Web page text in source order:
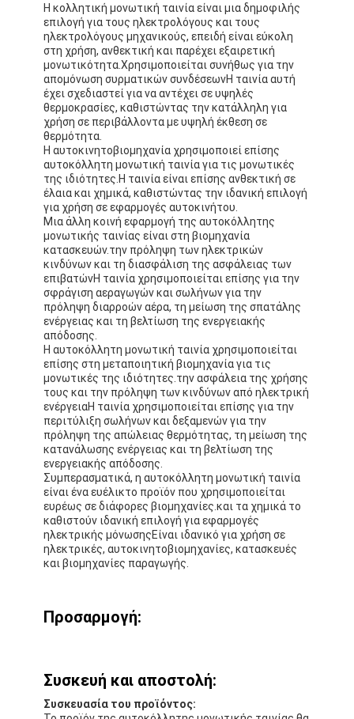
Σπίτι
Προϊόντα
Περίπου εμείς
Γύρος εργοστασίων
Ποιοτικός έλεγχος
Μας ελάτε σε επαφή με
Συγκολλητική ταινία μόνωσης
Ταινία μόνωσης υφασμάτων γυαλιού
Κολλητική ταινία υφασμάτων γυαλιού
Η κολλητική μονωτική ταινία είναι μια δημοφιλής
επιλογή για τους ηλεκτρολόγους και τους
ηλεκτρολόγους μηχανικούς, επειδή είναι εύκολη
στη χρήση, ανθεκτική και παρέχει εξαιρετική
μονωτικότητα.Χρησιμοποιείται συνήθως για την
απομόνωση συρματικών συνδέσεωνΗ ταινία αυτή
έχει σχεδιαστεί για να αντέχει σε υψηλές
θερμοκρασίες, καθιστώντας την κατάλληλη για
χρήση σε περιβάλλοντα με υψηλή έκθεση σε
θερμότητα.
Η αυτοκινητοβιομηχανία χρησιμοποιεί επίσης
αυτοκόλλητη μονωτική ταινία για τις μονωτικές
της ιδιότητες.Η ταινία είναι επίσης ανθεκτική σε
έλαια και χημικά, καθιστώντας την ιδανική επιλογή
για χρήση σε εφαρμογές αυτοκινήτου.
Μια άλλη κοινή εφαρμογή της αυτοκόλλητης
μονωτικής ταινίας είναι στη βιομηχανία
κατασκευών.την πρόληψη των ηλεκτρικών
κινδύνων και τη διασφάλιση της ασφάλειας των
επιβατώνΗ ταινία χρησιμοποιείται επίσης για την
σφράγιση αεραγωγών και σωλήνων για την
πρόληψη διαρροών αέρα, τη μείωση της σπατάλης
ενέργειας και τη βελτίωση της ενεργειακής
απόδοσης.
Η αυτοκόλλητη μονωτική ταινία χρησιμοποιείται
επίσης στη μεταποιητική βιομηχανία για τις
μονωτικές της ιδιότητες.την ασφάλεια της χρήσης
τους και την πρόληψη των κινδύνων από ηλεκτρική
ενέργειαΗ ταινία χρησιμοποιείται επίσης για την
περιτύλιξη σωλήνων και δεξαμενών για την
πρόληψη της απώλειας θερμότητας, τη μείωση της
κατανάλωσης ενέργειας και τη βελτίωση της
ενεργειακής απόδοσης.
Συμπερασματικά, η αυτοκόλλητη μονωτική ταινία
είναι ένα ευέλικτο προϊόν που χρησιμοποιείται
ευρέως σε διάφορες βιομηχανίες.και τα χημικά το
καθιστούν ιδανική επιλογή για εφαρμογές
ηλεκτρικής μόνωσηςΕίναι ιδανικό για χρήση σε
ηλεκτρικές, αυτοκινητοβιομηχανίες, κατασκευές
και βιομηχανίες παραγωγής.
Προσαρμογή:
Συσκευή και αποστολή:
Συσκευασία του προϊόντος: